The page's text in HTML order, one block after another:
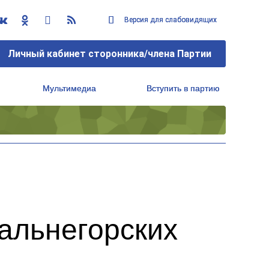
Версия для слабовидящих
Личный кабинет сторонника/члена Партии
Мультимедиа Вступить в партию
Версия для слабовидящих
Личный кабинет сторонника/члена Партии
Мультимедиа Вступить в партию